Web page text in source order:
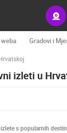
Gradovi i
izleti u
s popularnih